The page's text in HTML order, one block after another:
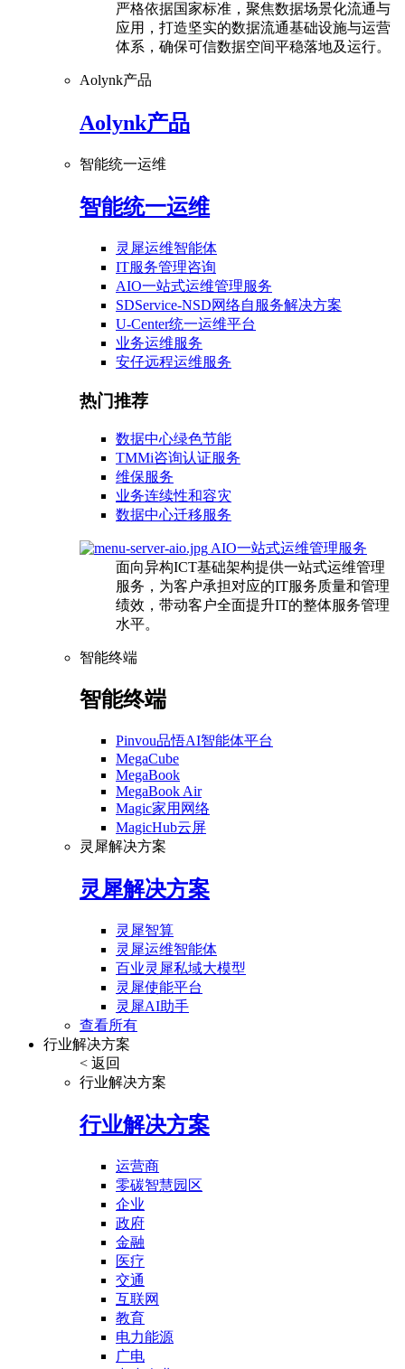
严格依据国家标准，聚焦数据场景化流通与
应用，打造坚实的数据流通基础设施与运营
体系，确保可信数据空间平稳落地及运行。
Aolynk产品
Aolynk产品
智能统一运维
智能统一运维
灵犀运维智能体
IT服务管理咨询
AIO一站式运维管理服务
SDService-NSD网络自服务解决方案
U-Center统一运维平台
业务运维服务
安仔远程运维服务
热门推荐
数据中心绿色节能
TMMi咨询认证服务
维保服务
业务连续性和容灾
数据中心迁移服务
AIO一站式运维管理服务
面向异构ICT基础架构提供一站式运维管理
服务，为客户承担对应的IT服务质量和管理
绩效，带动客户全面提升IT的整体服务管理
水平。
智能终端
智能终端
Pinvou品悟AI智能体平台
MegaCube
MegaBook
MegaBook Air
Magic家用网络
MagicHub云屏
灵犀解决方案
灵犀解决方案
灵犀智算
灵犀运维智能体
百业灵犀私域大模型
灵犀使能平台
灵犀AI助手
查看所有
行业解决方案
< 返回
行业解决方案
行业解决方案
运营商
零碳智慧园区
企业
政府
金融
医疗
交通
互联网
教育
电力能源
广电